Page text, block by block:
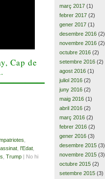
Cap de
,
, l'Edat,
, Trump | No hi
març 2017 (1)
febrer 2017 (2)
gener 2017 (1)
desembre 2016 (2)
novembre 2016 (2)
octubre 2016 (2)
setembre 2016 (2)
agost 2016 (1)
juliol 2016 (2)
juny 2016 (2)
maig 2016 (1)
abril 2016 (2)
març 2016 (2)
febrer 2016 (2)
gener 2016 (3)
desembre 2015 (3)
novembre 2015 (3)
octubre 2015 (2)
setembre 2015 (3)